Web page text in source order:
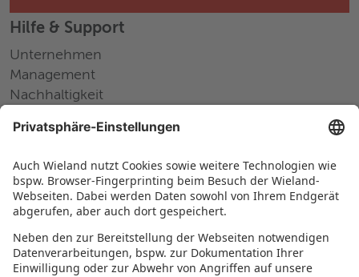
Hilfe & Support
Unternehmen
Management
Nachhaltigkeit
Messen und Events
Karriere
Arbeiten bei Wieland
Jobs Europa
Jobs Nordamerika
Jobs Asien